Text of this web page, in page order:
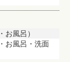
お風呂）
お風呂・洗面